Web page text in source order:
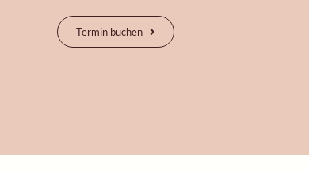
Termin buchen